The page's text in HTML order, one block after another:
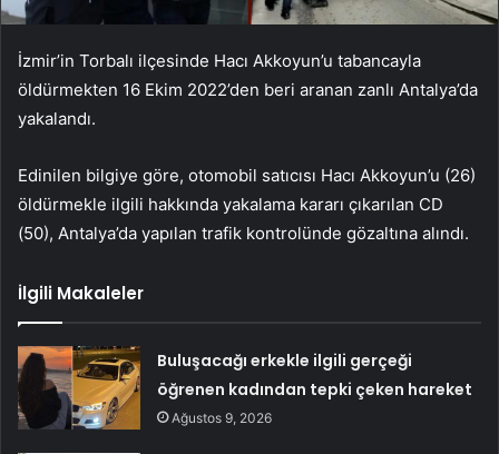
İzmir’in Torbalı ilçesinde Hacı Akkoyun’u tabancayla
öldürmekten 16 Ekim 2022’den beri aranan zanlı Antalya’da
yakalandı.
Edinilen bilgiye göre, otomobil satıcısı Hacı Akkoyun’u (26)
öldürmekle ilgili hakkında yakalama kararı çıkarılan CD
(50), Antalya’da yapılan trafik kontrolünde gözaltına alındı.
İlgili Makaleler
Buluşacağı erkekle ilgili gerçeği
öğrenen kadından tepki çeken hareket
Ağustos 9, 2026